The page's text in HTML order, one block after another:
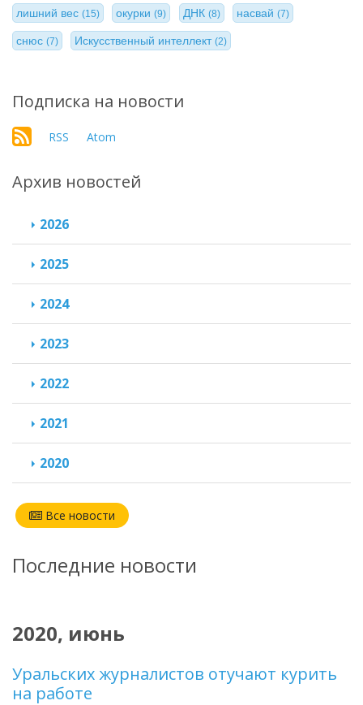
Последние новости
2020, июнь
Уральских журналистов отучают курить
на работе
лишний вес (15) окурки(9) ДНК (8) насвай(7)
снюс (7) Искусственный интеллект(2)
Подписка на новости
RSS Atom
Архив новостей
2026
2025
2024
2023
2022
2021
2020
Все новости